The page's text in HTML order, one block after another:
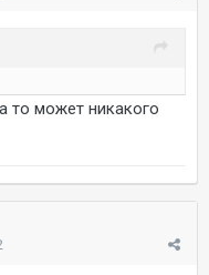
то может никакого